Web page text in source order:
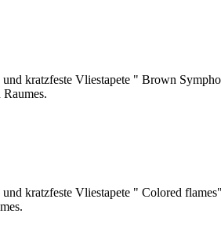
und kratzfeste Vliestapete " Brown
und kratzfeste Vliestapete " Colored